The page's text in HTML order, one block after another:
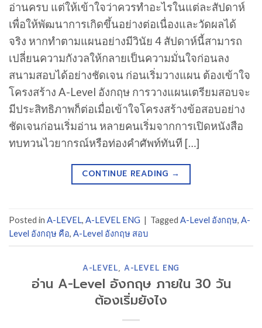
อ่านครบ แต่ให้เข้าใจว่าควรทำอะไรในแต่ละสัปดาห์
เพื่อให้พัฒนาการเกิดขึ้นอย่างต่อเนื่องและวัดผลได้
จริง หากทำตามแผนอย่างมีวินัย 4 สัปดาห์นี้สามารถ
เปลี่ยนความกังวลให้กลายเป็นความมั่นใจก่อนลง
สนามสอบได้อย่างชัดเจน ก่อนเริ่มวางแผน ต้องเข้าใจ
โครงสร้าง A-Level อังกฤษ การวางแผนเตรียมสอบจะ
มีประสิทธิภาพก็ต่อเมื่อเข้าใจโครงสร้างข้อสอบอย่าง
ชัดเจนก่อนเริ่มอ่าน หลายคนเริ่มจากการเปิดหนังสือ
ทบทวนไวยากรณ์หรือท่องคำศัพท์ทันที […]
CONTINUE READING →
Posted in A-LEVEL, A-LEVEL ENG | Tagged A-Level อังกฤษ, A-
Level อังกฤษ คือ, A-Level อังกฤษ สอบ
A-LEVEL, A-LEVEL ENG
อ่าน A-Level อังกฤษ ภายใน 30 วัน
ต้องเริ่มยังไง